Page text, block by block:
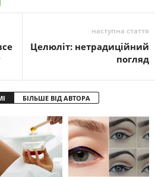
наступна стаття
Целюліт: нетрадиційний
погляд
БІЛЬШЕ ВІД АВТОРА